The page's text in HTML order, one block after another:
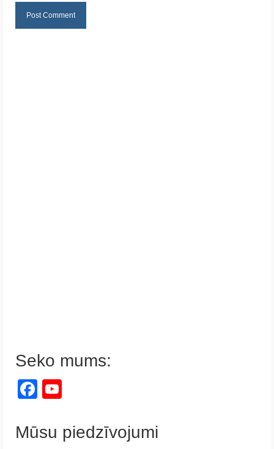
Seko mums:
Facebook
Mūsu piedzīvojumi